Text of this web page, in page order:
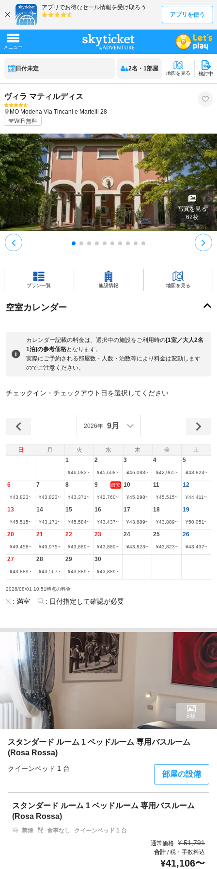
日付未定 2名 ・ 1部屋
地図を見る 検討中
ヴィラ マティルディス
MO Modena Via Tincani e Martelli 28
WiFi無料
写真を見る
62枚
プラン一覧 施設情報 地図を見る
空室カレンダー
カレンダー記載の料金は、選択中の施設をご利用時の[1室／大人2名
1泊]の参考価格となります。
実際にご予約される部屋数・人数・泊数等により料金は変動します
のでご注意ください。
チェックイン・チェックアウト日を選択してください
日 月 火 水 木 金 土
2026年 9月
1
¥46,083~
2
¥45,608~
3
¥46,083~
4
¥42,965~
5
¥43,823~
6
¥43,823~
7
¥43,823~
8
¥43,371~
9 最安
¥42,760~
10
¥45,298~
11
¥45,515~
12
¥44,411~
13
¥45,515~
14
¥43,171~
15
¥45,584~
16
¥43,437~
17
¥43,889~
18
¥43,889~
19
¥50,051~
20
¥49,458~
21
¥49,975~
22
¥43,889~
23
¥43,889~
24
¥43,823~
25
¥43,823~
26
¥43,437~
27
¥43,889~
28
¥43,567~
29
¥43,889~
30
¥43,889~
2026/08/01 10:51時点の料金
: 満室 : 日付指定して確認が必要
スタンダード ルーム 1 ベッドルーム 専用バスルーム
(Rosa Rossa)
クイーンベッド 1 台
部屋の設備
8枚
スタンダード ルーム 1 ベッドルーム 専用バスルーム
(Rosa Rossa)
禁煙 食事なし
クイーンベッド 1 台
通常価格 ¥ 51,791
合計/税・手数料込
¥41,106〜